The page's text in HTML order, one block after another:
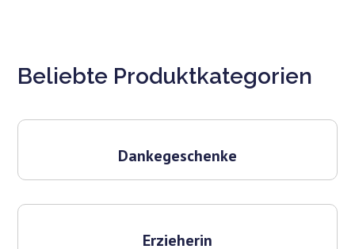
Beliebte Produktkategorien
Dankegeschenke
Erzieherin